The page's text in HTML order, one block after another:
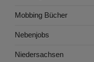
Mobbing Bücher
Nebenjobs
Niedersachsen